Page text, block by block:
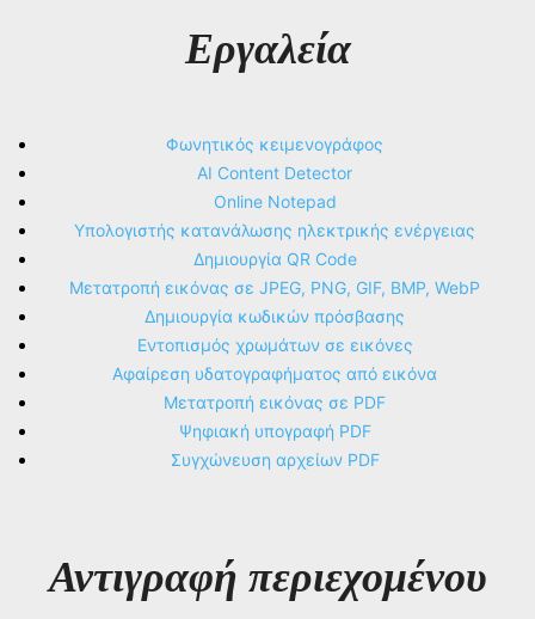
Εργαλεία
Φωνητικός κειμενογράφος
AI Content Detector
Online Notepad
Υπολογιστής κατανάλωσης ηλεκτρικής ενέργειας
Δημιουργία QR Code
Μετατροπή εικόνας σε JPEG, PNG, GIF, BMP, WebP
Δημιουργία κωδικών πρόσβασης
Εντοπισμός χρωμάτων σε εικόνες
Αφαίρεση υδατογραφήματος από εικόνα
Μετατροπή εικόνας σε PDF
Ψηφιακή υπογραφή PDF
Συγχώνευση αρχείων PDF
Αντιγραφή περιεχομένου